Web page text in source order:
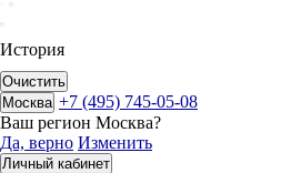
История
Очистить
Москва +7 (495) 745-05-08
Ваш регион Москва?
Да, верно Изменить
Личный кабинет